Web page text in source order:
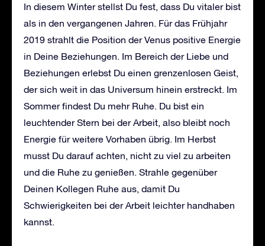
In diesem Winter stellst Du fest, dass Du vitaler bist
als in den vergangenen Jahren. Für das Frühjahr
2019 strahlt die Position der Venus positive Energie
in Deine Beziehungen. Im Bereich der Liebe und
Beziehungen erlebst Du einen grenzenlosen Geist,
der sich weit in das Universum hinein erstreckt. Im
Sommer findest Du mehr Ruhe. Du bist ein
leuchtender Stern bei der Arbeit, also bleibt noch
Energie für weitere Vorhaben übrig. Im Herbst
musst Du darauf achten, nicht zu viel zu arbeiten
und die Ruhe zu genießen. Strahle gegenüber
Deinen Kollegen Ruhe aus, damit Du
Schwierigkeiten bei der Arbeit leichter handhaben
kannst.